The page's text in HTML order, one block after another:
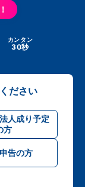
カンタン
30秒
ださい
人成り予定
方
告の方